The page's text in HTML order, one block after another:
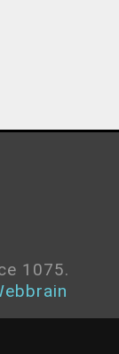
1075.